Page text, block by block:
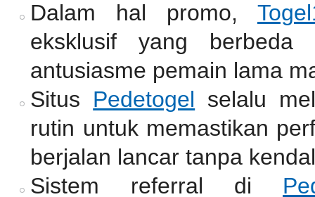
Dalam hal promo,
eksklusif yang berbeda
antusiasme pemain lama
Situs Pedetogel selalu
rutin untuk memastikan
berjalan lancar tanpa
Sistem referral di